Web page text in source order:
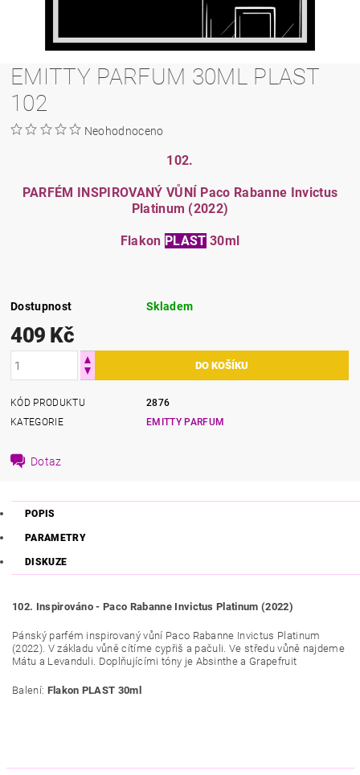
EMITTY PARFUM 30ML PLAST
102
Neohodnoceno
102.
PARFÉM INSPIROVANÝ VŮNÍ Paco Rabanne Invictus
Platinum (2022)
Flakon PLAST 30ml
Dostupnost Skladem
409 Kč
KÓD PRODUKTU
2876
KATEGORIE
EMITTY PARFUM
Dotaz
POPIS
PARAMETRY
DISKUZE
102. Inspirováno - Paco Rabanne Invictus Platinum (2022)
Pánský parfém inspirovaný vůní Paco Rabanne Invictus Platinum
(2022). V základu vůně cítíme cypřiš a pačuli Ve středu vůně najdeme
Mátu a Levanduli . Doplňujícími tóny je Absinthe a Grapefruit
Balení: Flakon PLAST 30ml